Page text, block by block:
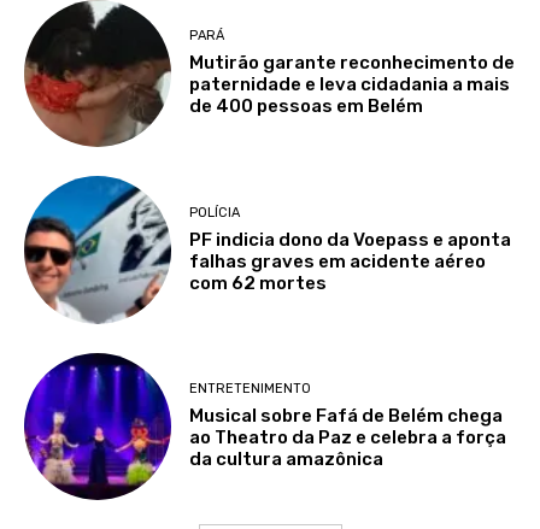
PARÁ
Mutirão garante reconhecimento de
paternidade e leva cidadania a mais
de 400 pessoas em Belém
POLÍCIA
PF indicia dono da Voepass e aponta
falhas graves em acidente aéreo
com 62 mortes
ENTRETENIMENTO
Musical sobre Fafá de Belém chega
ao Theatro da Paz e celebra a força
da cultura amazônica